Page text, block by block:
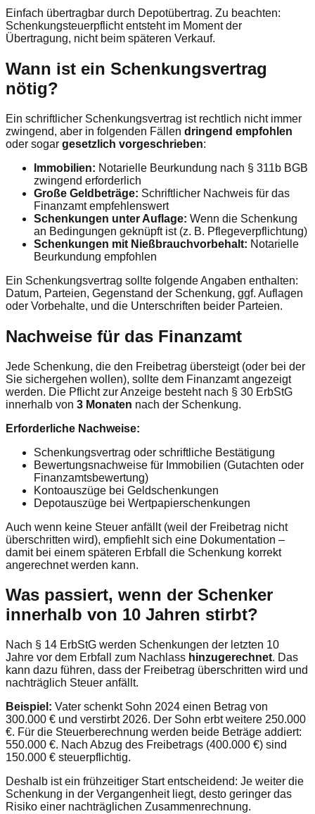
Einfach übertragbar durch Depotübertrag. Zu beachten:
Schenkungsteuerpflicht entsteht im Moment der
Übertragung, nicht beim späteren Verkauf.
Wann ist ein Schenkungsvertrag
nötig?
Ein schriftlicher Schenkungsvertrag ist rechtlich nicht immer
zwingend, aber in folgenden Fällen dringend empfohlen
oder sogar gesetzlich vorgeschrieben:
Immobilien: Notarielle Beurkundung nach § 311b BGB
zwingend erforderlich
Große Geldbeträge: Schriftlicher Nachweis für das
Finanzamt empfehlenswert
Schenkungen unter Auflage: Wenn die Schenkung
an Bedingungen geknüpft ist (z. B. Pflegeverpflichtung)
Schenkungen mit Nießbrauchvorbehalt: Notarielle
Beurkundung empfohlen
Ein Schenkungsvertrag sollte folgende Angaben enthalten:
Datum, Parteien, Gegenstand der Schenkung, ggf. Auflagen
oder Vorbehalte, und die Unterschriften beider Parteien.
Nachweise für das Finanzamt
Jede Schenkung, die den Freibetrag übersteigt (oder bei der
Sie sichergehen wollen), sollte dem Finanzamt angezeigt
werden. Die Pflicht zur Anzeige besteht nach § 30 ErbStG
innerhalb von 3 Monaten nach der Schenkung.
Erforderliche Nachweise:
Schenkungsvertrag oder schriftliche Bestätigung
Bewertungsnachweise für Immobilien (Gutachten oder
Finanzamtsbewertung)
Kontoauszüge bei Geldschenkungen
Depotauszüge bei Wertpapierschenkungen
Auch wenn keine Steuer anfällt (weil der Freibetrag nicht
überschritten wird), empfiehlt sich eine Dokumentation –
damit bei einem späteren Erbfall die Schenkung korrekt
angerechnet werden kann.
Was passiert, wenn der Schenker
innerhalb von 10 Jahren stirbt?
Nach § 14 ErbStG werden Schenkungen der letzten 10
Jahre vor dem Erbfall zum Nachlass hinzugerechnet. Das
kann dazu führen, dass der Freibetrag überschritten wird und
nachträglich Steuer anfällt.
Beispiel: Vater schenkt Sohn 2024 einen Betrag von
300.000 € und verstirbt 2026. Der Sohn erbt weitere 250.000
€. Für die Steuerberechnung werden beide Beträge addiert:
550.000 €. Nach Abzug des Freibetrags (400.000 €) sind
150.000 € steuerpflichtig.
Deshalb ist ein frühzeitiger Start entscheidend: Je weiter die
Schenkung in der Vergangenheit liegt, desto geringer das
Risiko einer nachträglichen Zusammenrechnung.